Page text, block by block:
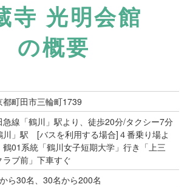
寺 光明会館
の概要
都町田市三輪町1739
急線「鶴川」駅より、徒歩20分/タクシー7分
川」駅 [バスを利用する場合]４番乗り場よ
鶴01系統「鶴川女子短期大学」行き「上三
ラブ前」下車すぐ
ら30名、30名から200名